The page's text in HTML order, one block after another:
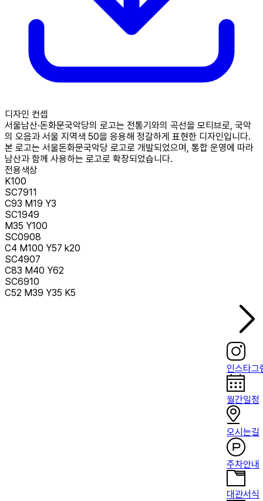
디자인 컨셉
서울남산·돈화문국악당의 로고는 전통기와의 곡선을 모티브로, 국악
의 오음과 서울 지역색 50을 응용해 정갈하게 표현한 디자인입니다.
본 로고는 서울돈화문국악당 로고로 개발되었으며, 통합 운영에 따라
남산과 함께 사용하는 로고로 확장되었습니다.
전용색상
K100
SC7911
C93 M19 Y3
SC1949
M35 Y100
SC0908
C4 M100 Y57 k20
SC4907
C83 M40 Y62
SC6910
C52 M39 Y35 K5
인스타그
월간일정
오시는길
주차안내
대관서식